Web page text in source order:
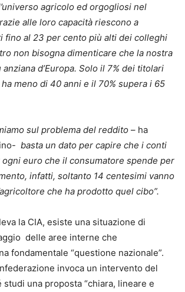
agricolo ed orgogliosi nel
alle loro capacità riescono a
fino al 23 per cento più alti dei colleghi
non bisogna dimenticare che la nostra
anziana d’Europa. Solo il 7% dei titolari
ha meno di 40 anni e il 70% supera i 65
sul problema del reddito – ha
basta un dato per capire che i conti
euro che il consumatore spende per
infatti, soltanto 14 centesimi vanno
che ha prodotto quel cibo”.
la CIA, esiste una situazione di
delle aree interne che
fondamentale “questione nazionale”.
invoca un intervento del
studi una proposta “chiara, lineare e